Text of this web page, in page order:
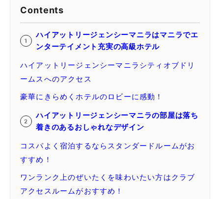
Contents
ハイアットリージェンシーマニラはマニラでエ
ンターテイメント充実の高級ホテル
ハイアットリージェンシーマニラシティオブドリ
ームスへのアクセス
豪華にきらめくホテルのロビーに感動！
ハイアットリージェンシーマニラの部屋は落ち
着きのあるおしゃれなデザイン
コスパよく宿泊するならスタンダードルームがお
すすめ！
ワンランク上のぜいたくを味わいたい方はクラブ
アクセスルームがおすすめ！